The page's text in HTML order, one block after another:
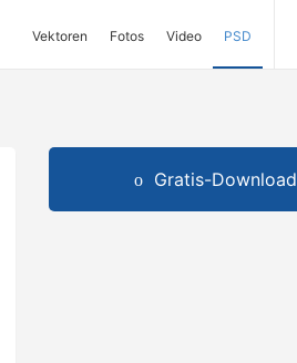
Vektoren Fotos Video PSD
Gratis-Download